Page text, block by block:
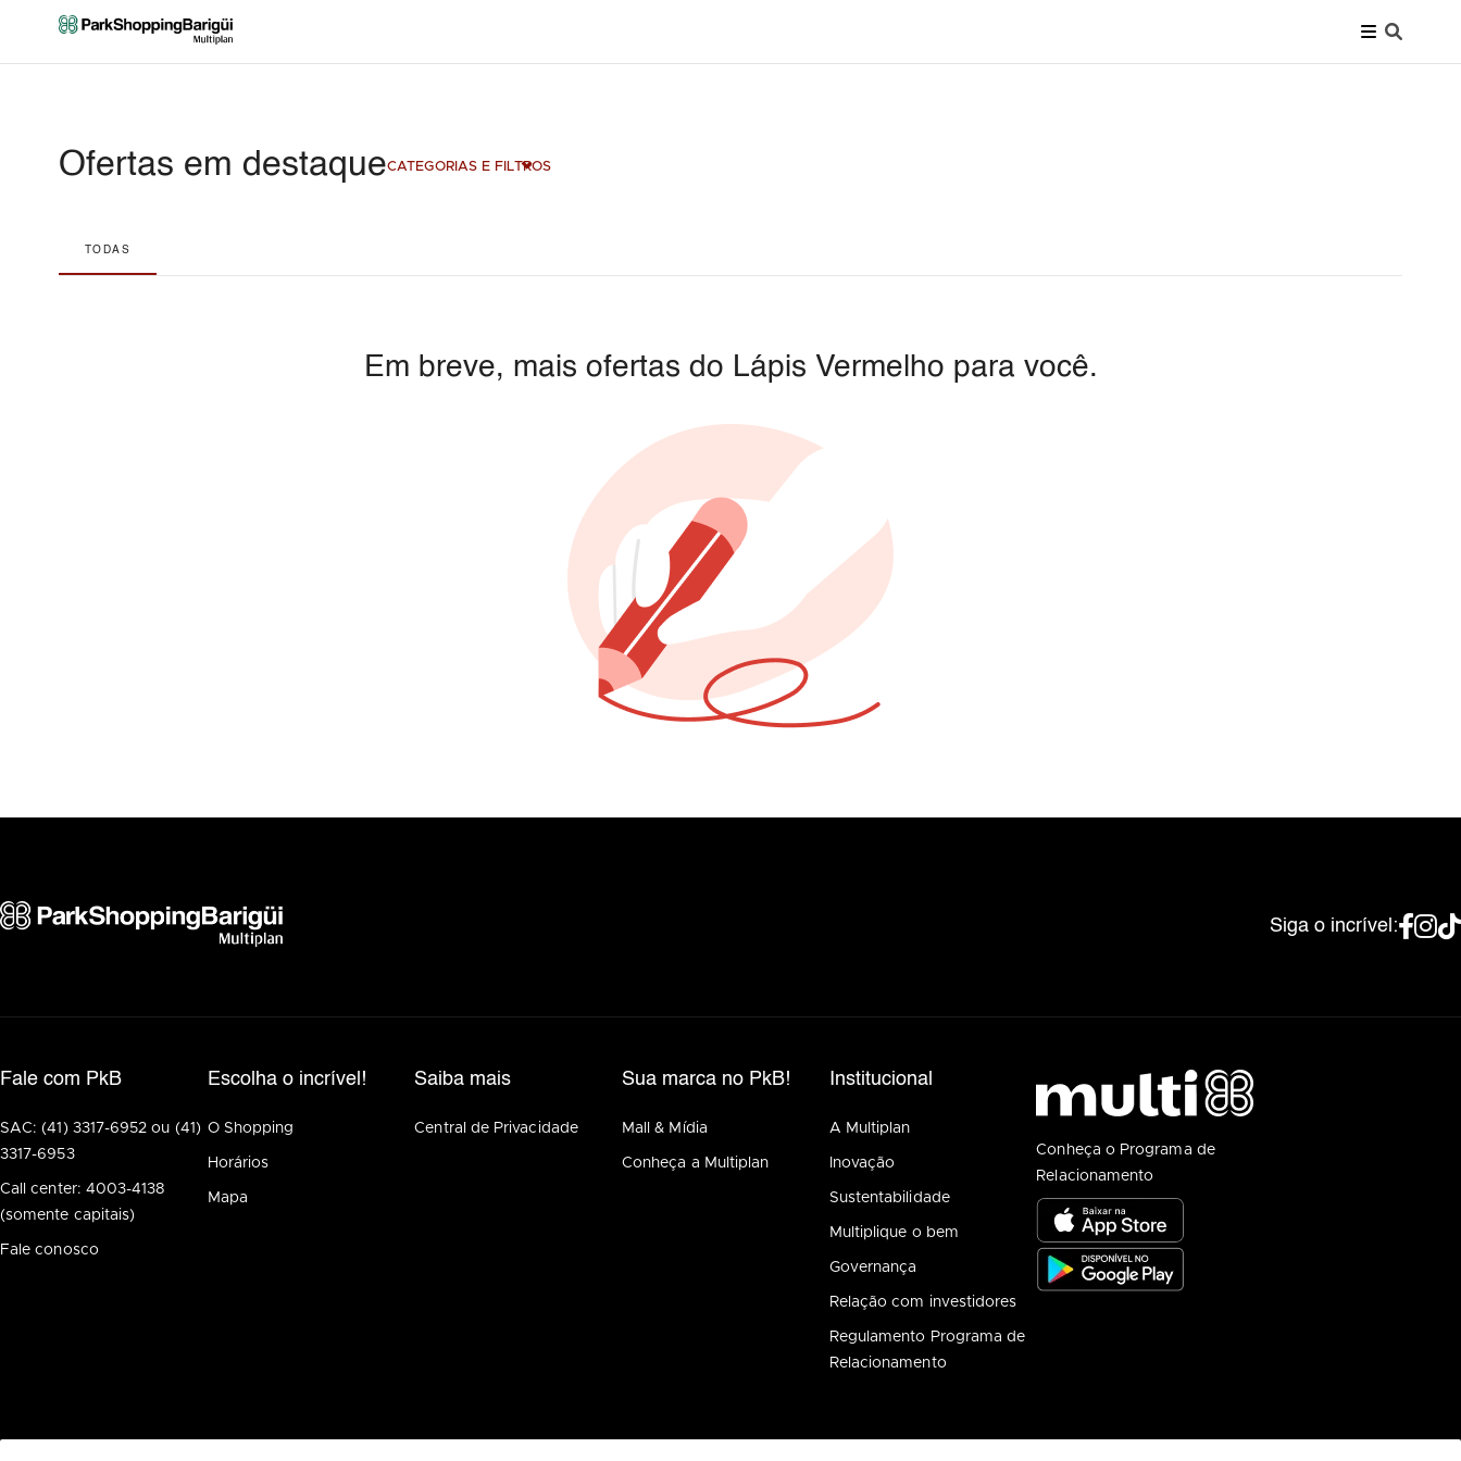
Ofertas em destaqueCATEGORIAS E FILTROS
TODAS
Em breve, mais ofertas do Lápis Vermelho para você.
Siga o incrível:
Fale com PkB
SAC: (41) 3317-6952 ou (41)
3317-6953
Call center: 4003-4138
(somente capitais)
Fale conosco
Escolha o incrível!
O Shopping
Horários
Mapa
Saiba mais
Central de Privacidade
Sua marca no PkB!
Mall & Mídia
Conheça a Multiplan
Institucional
A Multiplan
Inovação
Sustentabilidade
Multiplique o bem
Governança
Relação com investidores
Regulamento Programa de
Relacionamento
Conheça o Programa de
Relacionamento